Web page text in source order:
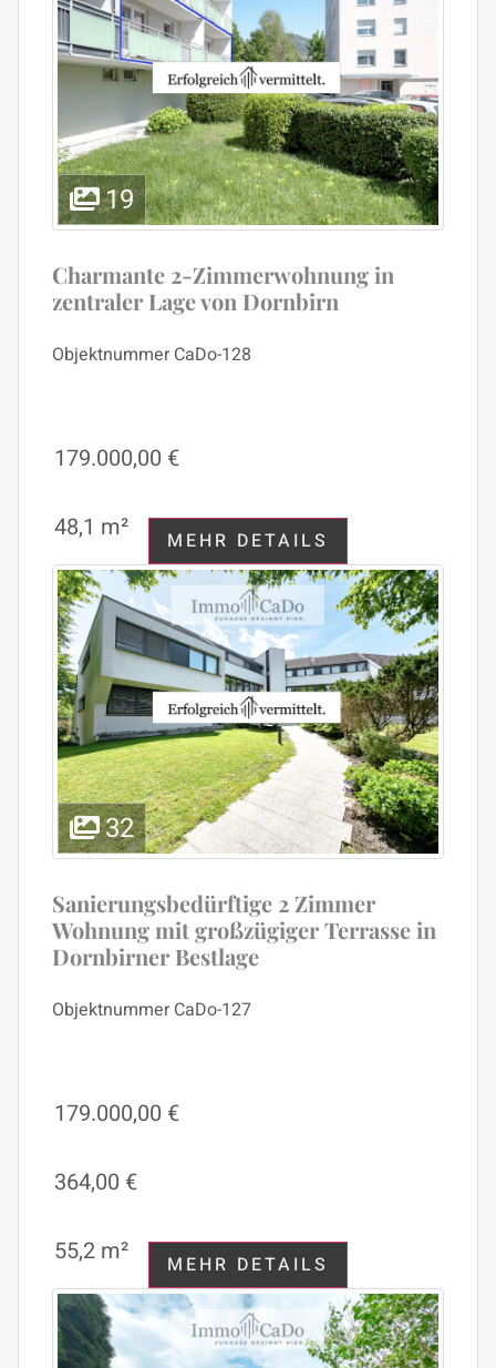
19
Charmante 2-Zimmerwohnung in
zentraler Lage von Dornbirn
ObjektnummerCaDo-128
179.000,00 €
48,1 m² MEHR DETAILS
32
Sanierungsbedürftige 2 Zimmer
Wohnung mit großzügiger Terrasse in
Dornbirner Bestlage
ObjektnummerCaDo-127
179.000,00 €
364,00 €
55,2 m² MEHR DETAILS